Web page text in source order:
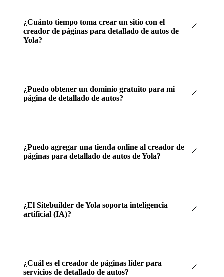
¿Cuánto tiempo toma crear un sitio con el
creador de páginas para detallado de autos de
Yola?
¿Puedo obtener un dominio gratuito para mi
página de detallado de autos?
¿Puedo agregar una tienda online al creador de
páginas para detallado de autos de Yola?
¿El Sitebuilder de Yola soporta inteligencia
artificial (IA)?
¿Cuál es el creador de páginas líder para
servicios de detallado de autos?